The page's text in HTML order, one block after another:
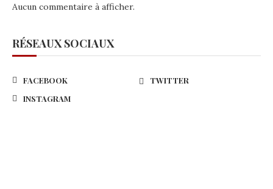
Aucun commentaire à afficher.
RÉSEAUX SOCIAUX
FACEBOOK
TWITTER
INSTAGRAM